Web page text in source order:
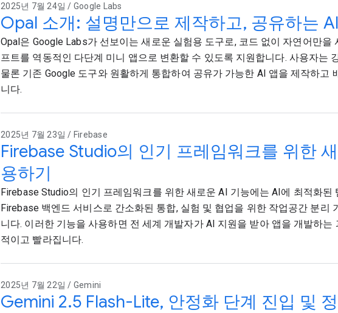
2025년 7월 24일 / Google Labs
Opal 소개: 설명만으로 제작하고, 공유하는
Opal은 Google Labs가 선보이는 새로운 실험용 도구로, 코드 없이 자연어만을
프트를 역동적인 다단계 미니 앱으로 변환할 수 있도록 지원합니다. 사용자는
물론 기존 Google 도구와 원활하게 통합하여 공유가 가능한 AI 앱을 제작하고
니다.
2025년 7월 23일 / Firebase
Firebase Studio의 인기 프레임워크를 위한
용하기
Firebase Studio의 인기 프레임워크를 위한 새로운 AI 기능에는 AI에 최적화된
Firebase 백엔드 서비스로 간소화된 통합, 실험 및 협업을 위한 작업공간 분리
니다. 이러한 기능을 사용하면 전 세계 개발자가 AI 지원을 받아 앱을 개발하는
적이고 빨라집니다.
2025년 7월 22일 / Gemini
Gemini 2.5 Flash-Lite, 안정화 단계 진입 및